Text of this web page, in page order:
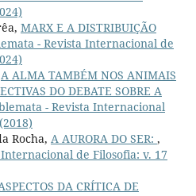
MARX E A DISTRIBUIÇÃO
- Revista Internacional de
A ALMA TAMBÉM NOS ANIMAIS
DO DEBATE SOBRE A
- Revista Internacional
Rocha, A AURORA DO SER: ,
de Filosofia: v. 17
DA CRÍTICA DE